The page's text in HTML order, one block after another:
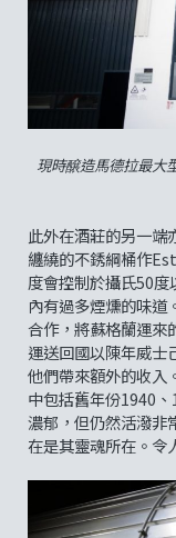
現時醸造馬德拉最
此外在酒莊的另一端
纏繞的不銹綱桶作
度會控制於攝氏50
內有過多煙燻的味
合作，將蘇格蘭運
運送回國以陳年威
他們帶來額外的收入
中包括舊年份1940
濃郁，但仍然活潑非
在是其靈魂所在。令